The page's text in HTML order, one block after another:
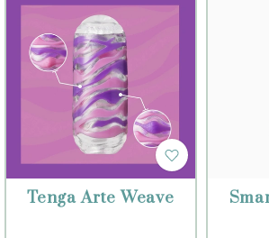
Tenga Arte Weave